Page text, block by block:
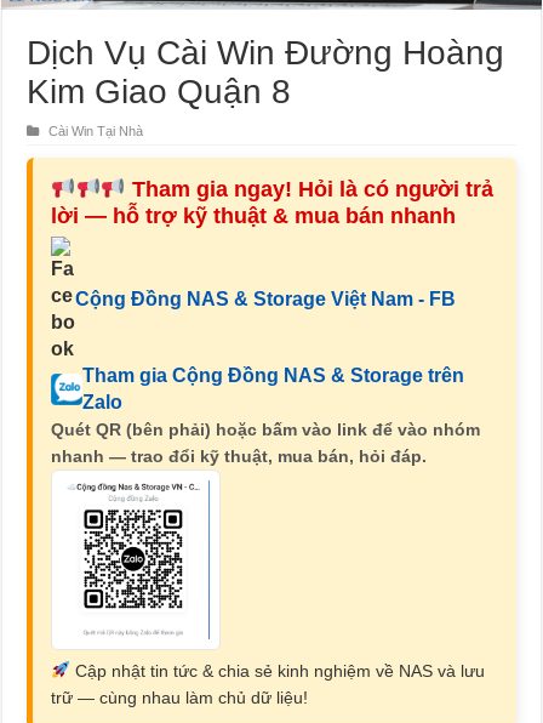
Dịch Vụ Cài Win Đường Hoàng
Kim Giao Quận 8
Cài Win Tại Nhà
Tham gia ngay! Hỏi là có người trả
lời — hỗ trợ kỹ thuật & mua bán nhanh
Cộng Đồng NAS & Storage Việt Nam - FB
Tham gia Cộng Đồng NAS & Storage trên
Zalo
Quét QR (bên phải) hoặc bấm vào link để vào nhóm
nhanh — trao đổi kỹ thuật, mua bán, hỏi đáp.
Cập nhật tin tức & chia sẻ kinh nghiệm về NAS và lưu
trữ — cùng nhau làm chủ dữ liệu!